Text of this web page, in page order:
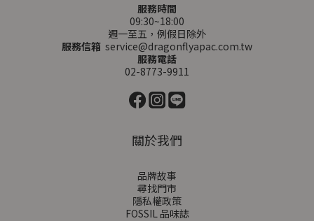
服務時間
09:30~18:00
週一至五，例假日除外
服務信箱 service@dragonflyapac.com.tw
服務電話
02-8773-9911
關於我們
品牌故事
尋找門市
隱私權政策
FOSSIL 品味誌